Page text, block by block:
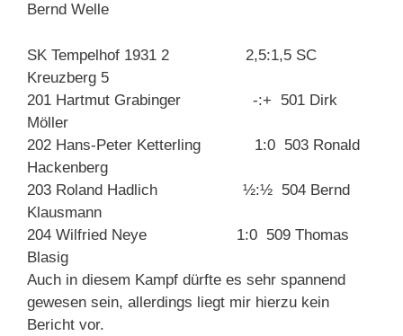
Bernd Welle
SK Tempelhof 1931 2 2,5:1,5 SC
Kreuzberg 5
201 Hartmut Grabinger -:+ 501 Dirk
Möller
202 Hans-Peter Ketterling 1:0 503 Ronald
Hackenberg
203 Roland Hadlich ½:½ 504 Bernd
Klausmann
204 Wilfried Neye 1:0 509 Thomas
Blasig
Auch in diesem Kampf dürfte es sehr spannend
gewesen sein, allerdings liegt mir hierzu kein
Bericht vor.